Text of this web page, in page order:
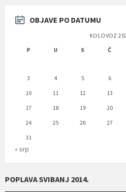
OBJAVE PO DATUMU
KOLOVOZ
P
U S Č
3
4 5 6
10
11 12 13
17
18 19 20
24
25 26 27
31
« srp
POPLAVA SVIBANJ 2014.